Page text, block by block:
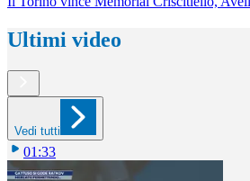
Ultimi video
Vedi tutti
01:33